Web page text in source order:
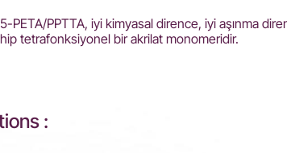
PETA/PPTTA, iyi kimyasal dirence, iyi aşınma
tetrafonksiyonel bir akrilat monomeridir.
: